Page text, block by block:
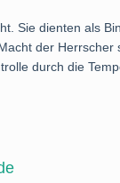
Sie dienten als
der
durch die